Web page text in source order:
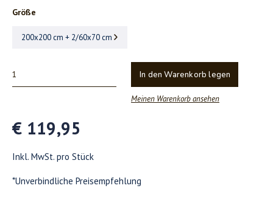
Größe
200x200 cm + 2/60x70 cm
In den Warenkorb legen
Meinen Warenkorb ansehen
€ 119,95
Inkl. MwSt. pro Stück
*Unverbindliche Preisempfehlung